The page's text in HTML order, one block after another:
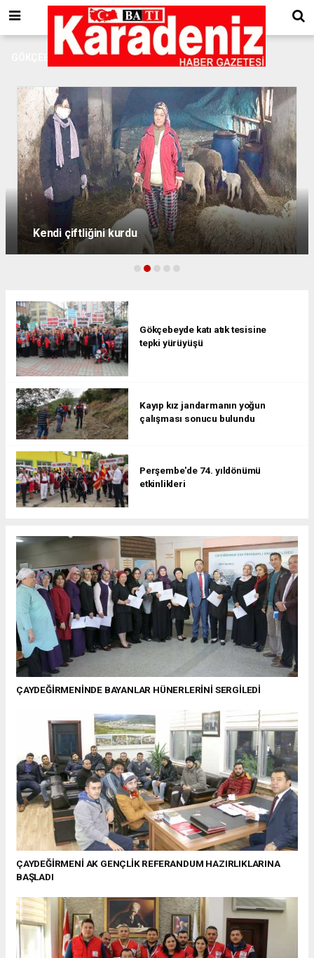
GÖKÇEBEY
BAŞKAN GEBEŞ VATANDAŞLARININ SAĞLIĞI İÇİN
SAHADA MÜCADELE EDİYOR
Gökçebeyde katı atık tesisine
tepki yürüyüşü
Kayıp kız jandarmanın yoğun
çalışması sonucu bulundu
Perşembe'de 74. yıldönümü
etkinlikleri
ÇAYDEĞİRMENİNDE BAYANLAR HÜNERLERİNİ SERGİLEDİ
ÇAYDEĞİRMENİ AK GENÇLİK REFERANDUM HAZIRLIKLARINA
BAŞLADI